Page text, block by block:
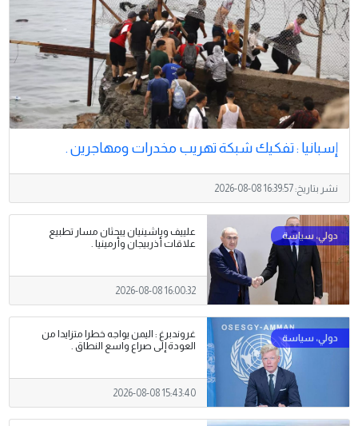
إسبانيا : تفكيك شبكة تهريب مخدرات ومهاجرين .
نشر بتاريخ:2026-08-08 16:39:57
علييف وباشينيان يبحثان مسار تطبيع
علاقات أذربيجان وأرمينيا .
2026-08-08 16:00:32
غروندبرغ : اليمن يواجه خطرا متزايدا من
العودة إلى صراع واسع النطاق .
2026-08-08 15:43:40